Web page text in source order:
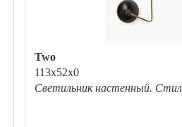
Two
113х52х0
Светильник настенный.